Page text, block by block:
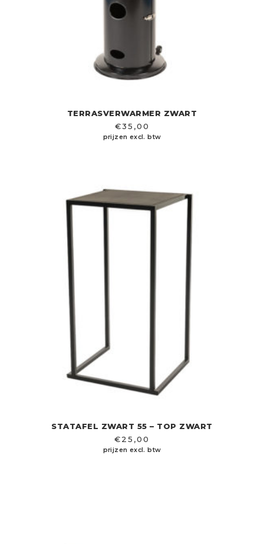
TERRASVERWARMER ZWART
€35,00
prijzen excl. btw
STATAFEL ZWART 55 – TOP ZWART
€25,00
prijzen excl. btw